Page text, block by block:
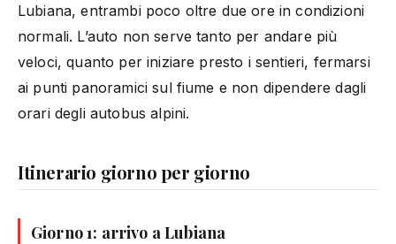
Lubiana, entrambi poco oltre due ore in condizioni
normali. L’auto non serve tanto per andare più
veloci, quanto per iniziare presto i sentieri, fermarsi
ai punti panoramici sul fiume e non dipendere dagli
orari degli autobus alpini.
Itinerario giorno per giorno
Giorno 1: arrivo a Lubiana